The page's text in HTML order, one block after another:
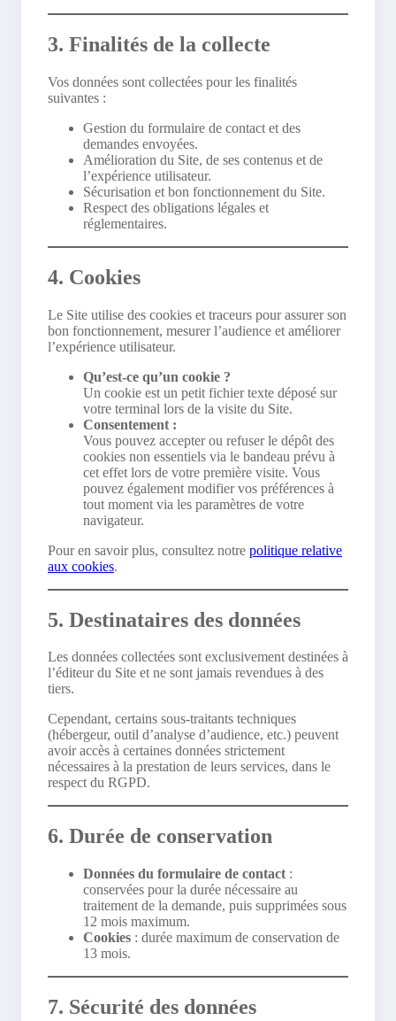
3. Finalités de la collecte
Vos données sont collectées pour les finalités
suivantes :
Gestion du formulaire de contact et des
demandes envoyées.
Amélioration du Site, de ses contenus et de
l’expérience utilisateur.
Sécurisation et bon fonctionnement du Site.
Respect des obligations légales et
réglementaires.
4. Cookies
Le Site utilise des cookies et traceurs pour assurer son
bon fonctionnement, mesurer l’audience et améliorer
l’expérience utilisateur.
Qu’est-ce qu’un cookie ?
Un cookie est un petit fichier texte déposé sur
votre terminal lors de la visite du Site.
Consentement :
Vous pouvez accepter ou refuser le dépôt des
cookies non essentiels via le bandeau prévu à
cet effet lors de votre première visite. Vous
pouvez également modifier vos préférences à
tout moment via les paramètres de votre
navigateur.
Pour en savoir plus, consultez notre politique relative
aux cookies.
5. Destinataires des données
Les données collectées sont exclusivement destinées à
l’éditeur du Site et ne sont jamais revendues à des
tiers.
Cependant, certains sous-traitants techniques
(hébergeur, outil d’analyse d’audience, etc.) peuvent
avoir accès à certaines données strictement
nécessaires à la prestation de leurs services, dans le
respect du RGPD.
6. Durée de conservation
Données du formulaire de contact :
conservées pour la durée nécessaire au
traitement de la demande, puis supprimées sous
12 mois maximum.
Cookies : durée maximum de conservation de
13 mois.
7. Sécurité des données